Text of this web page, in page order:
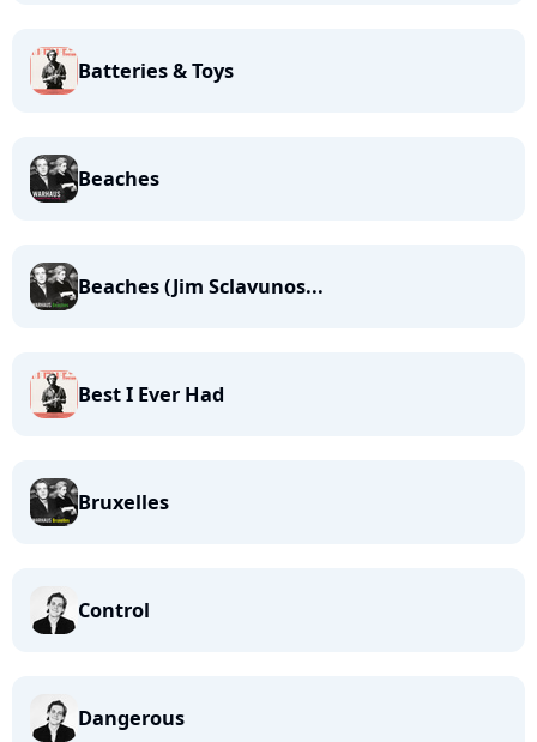
Batteries & Toys
Beaches
Beaches (Jim Sclavunos...
Best I Ever Had
Bruxelles
Control
Dangerous